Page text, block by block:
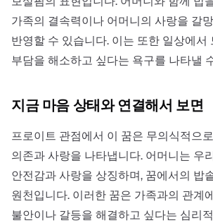
가족의 결속력이나 어머니의 사랑을 갈
반영할 수 있습니다. 이는 또한 일상에서
부담을 해소하고 싶다는 욕구를 나타낼
지금 마음 상태와 연결해서 보면
프로이트 관점에서 이 꿈은 무의식적으
의존과 사랑을 나타냅니다. 어머니는 우
안전감과 사랑을 상징하며, 꿈에서의 밥
원천입니다. 이러한 꿈은 가족과의 관계
불안이나 갈등을 해결하고 싶다는 심리